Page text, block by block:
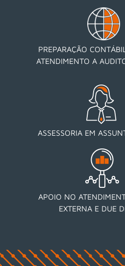
PREPARAÇÃO
ATENDIMENTO A
ASSESSORIA EM
APOIO NO
EXTERNA E DUE